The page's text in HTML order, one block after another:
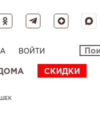
ВОЙТИ
СКИДКИ